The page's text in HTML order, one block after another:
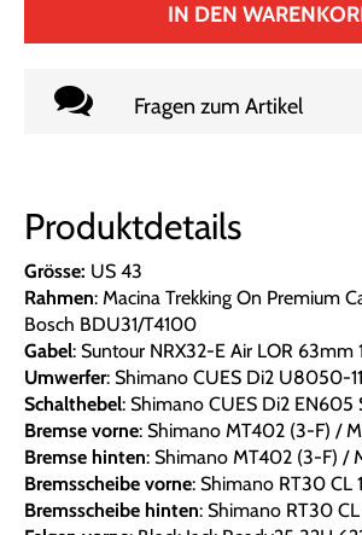
IN DEN
Fragen zum Artikel
Produktdetails
Grösse: US 43
Rahmen: Macina Trekking On Premium
Bosch BDU31/T4100
Gabel: Suntour NRX32-E Air LOR 63mm
Umwerfer: Shimano CUES Di2 U8050-
Schalthebel: Shimano CUES Di2 EN605
Bremse vorne: Shimano MT402 (3-F) /
Bremse hinten: Shimano MT402 (3-F) /
Bremsscheibe vorne: Shimano RT30 CL
Bremsscheibe hinten: Shimano RT30